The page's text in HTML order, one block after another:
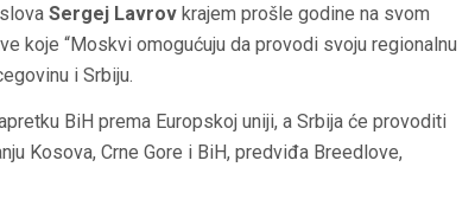
Sergej Lavrov krajem prošle godine na svom
koje “Moskvi omogućuju da provodi svoju regionalnu
i Srbiju.
BiH prema Europskoj uniji, a Srbija će provoditi
Kosova, Crne Gore i BiH, predviđa Breedlove,